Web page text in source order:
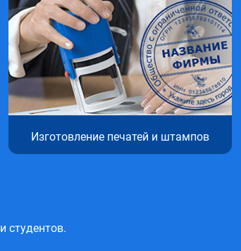
Изготовление печатей и штампов
студентов.